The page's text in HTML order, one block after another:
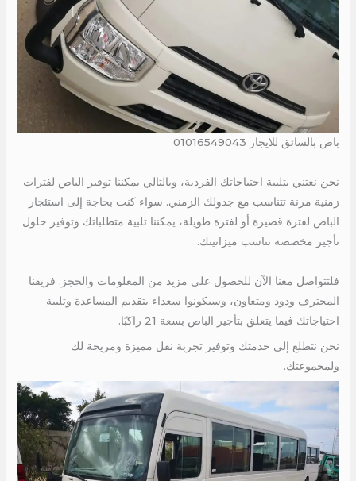
باص بالسائق للايجار 01016549043
نحن نعتني بتلبية احتياجاتك الفردية، وبالتالي يمكننا توفير الباص لفترات
زمنية مرنة تتناسب مع جدولك الزمني. سواء كنت بحاجة إلى استئجار
الباص لفترة قصيرة أو لفترة طويلة، يمكننا تلبية متطلباتك وتوفير حلول
تأجير مخصصة تناسب ميزانيتك.
فلتتواصل معنا الآن للحصول على مزيد من المعلومات والحجز. فريقنا
المحترف ودود ومتعاون، وسيكونوا سعداء بتقديم المساعدة وتلبية
احتياجاتك فيما يتعلق بتأجير الباص بسعة 21 راكبًا.
نحن نتطلع إلى خدمتك وتوفير تجربة نقل مميزة ومريحة لك
ولمجموعتك.